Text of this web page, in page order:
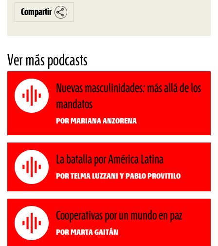
Compartir
Ver más podcasts
Nuevas masculinidades: más allá de los
mandatos
Por Mariana Anzorena
La batalla por América Latina
Por Telma Luzzani y Pablo Provitilo
Cooperativas por un mundo en paz
Por Marta Gaitán